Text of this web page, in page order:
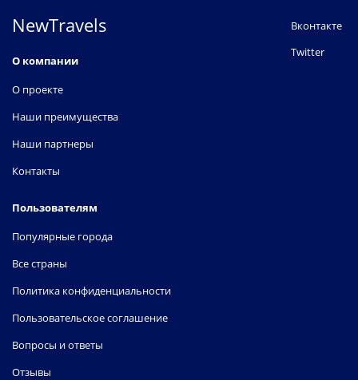
NewTravels
О компании
О проекте
Наши преимущества
Наши партнеры
Контакты
Пользователям
Популярные города
Все страны
Политика конфиденциальности
Пользовательское соглашение
Вопросы и ответы
Отзывы
Вконтакте
Twitter